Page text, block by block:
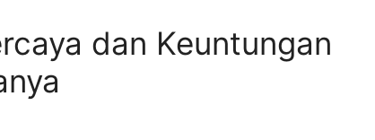
dan Keuntungan